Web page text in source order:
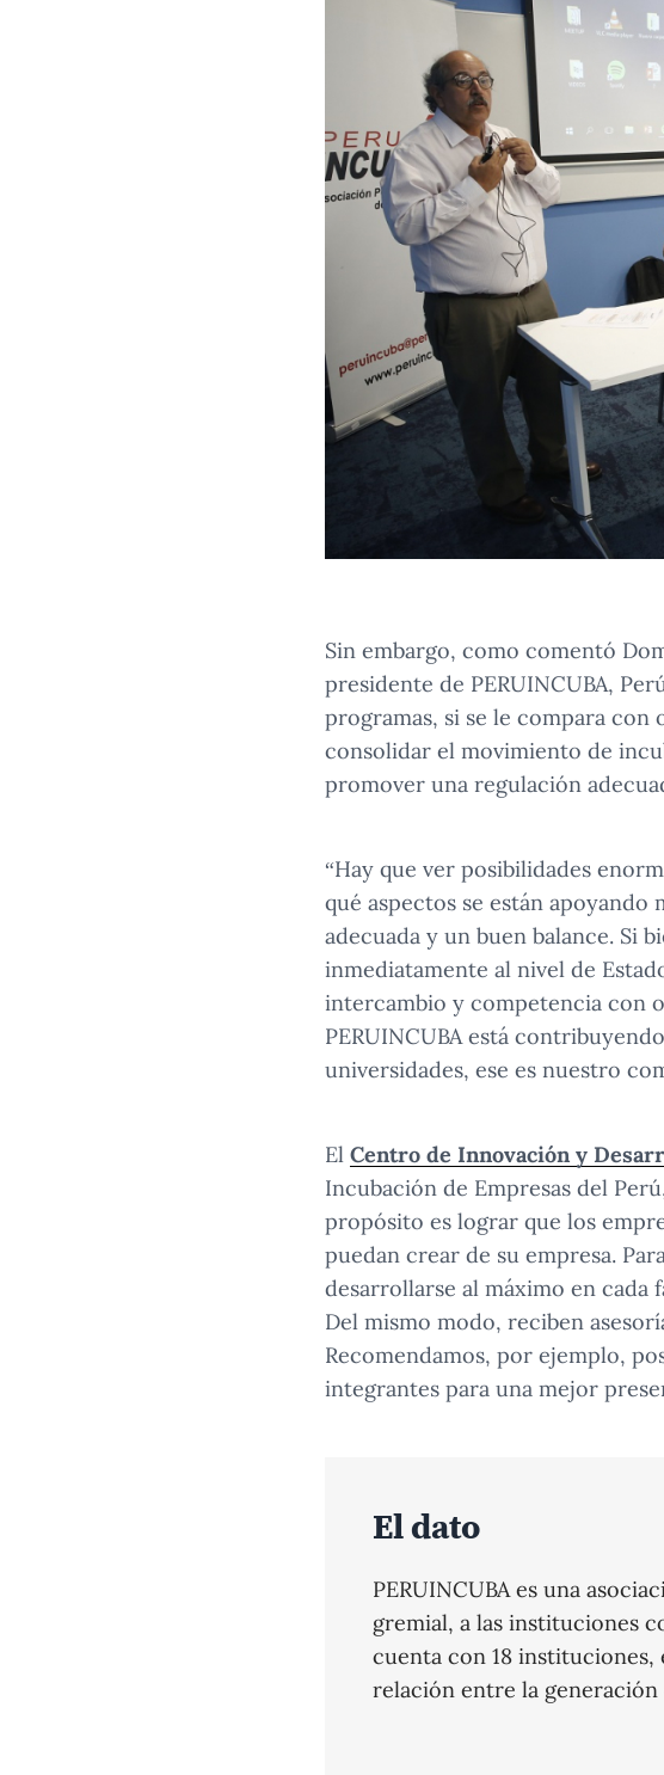
Sin embargo, como comentó
presidente de PERUINCUBA,
programas, si se le compara
consolidar el movimiento de
promover una regulación
“Hay que ver posibilidades
qué aspectos se están
adecuada y un buen balance. Si
inmediatamente al nivel de
intercambio y competencia con
PERUINCUBA está
universidades, ese es nuestro
El Centro de Innovación y
Incubación de Empresas del
propósito es lograr que los
puedan crear de su empresa.
desarrollarse al máximo en
Del mismo modo, reciben
Recomendamos, por ejemplo,
integrantes para una mejor
El dato
PERUINCUBA es una
gremial, a las instituciones
cuenta con 18
relación entre la